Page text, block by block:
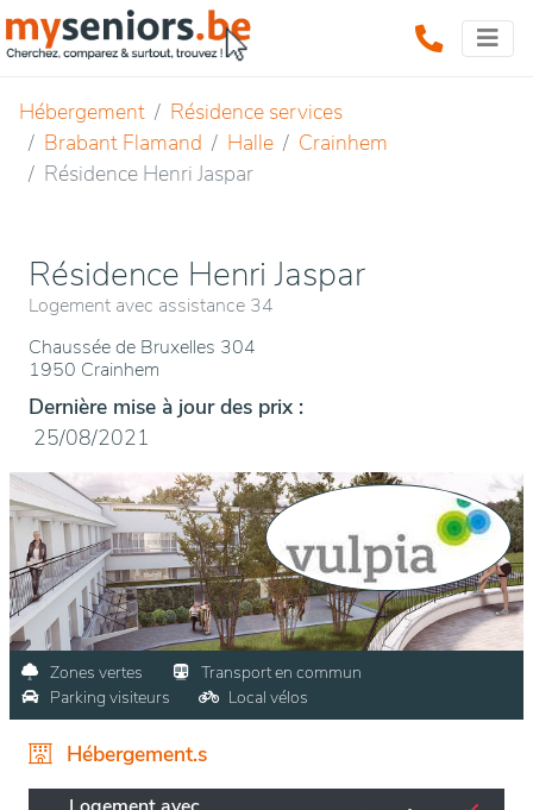
Hébergement
Résidence services
Brabant Flamand
Halle
Crainhem
Résidence Henri Jaspar
Résidence Henri Jaspar
Logement avec assistance 34
Chaussée de Bruxelles 304
1950 Crainhem
Dernière mise à jour des prix :
25/08/2021
Zones vertes
Transport en commun
Parking visiteurs
Local vélos
Hébergement.s